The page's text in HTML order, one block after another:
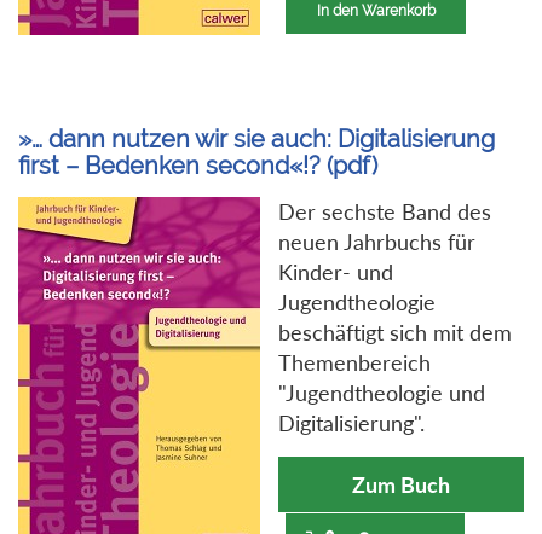
In den Warenkorb
»… dann nutzen wir sie auch: Digitalisierung
first – Bedenken second«!? (pdf)
Der sechste Band des
neuen Jahrbuchs für
Kinder- und
Jugendtheologie
beschäftigt sich mit dem
Themenbereich
"Jugendtheologie und
Digitalisierung".
Zum Buch